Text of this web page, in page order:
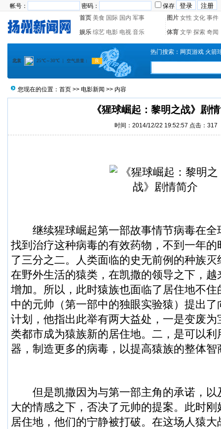
帐号： 密码：
保存
首页 美食 国际 国内 军事 图片 女性 文化 事件
娱乐 综艺 电影 电视 音乐 体育 文学 探索 奇闻
热门搜索： 网页游戏 火箭
您现在的位置： 首页 >> 电影新闻 >> 内容
《猩球崛起：黎明之战》剧
时间：2014/12/22 19:52:57 点击： 317
继续猩球崛起第一部故事情节病毒在
找到治疗这种病毒的有效药物，不到一年
了三分之二。人类面临的史无前例的种族
在野外生活的猿类，在凯撒的领导之下，
增加。所以，此时猿族也面临了居住地不
中的元帅（第一部中的独眼实验猿）提出
计划，他指出此举有两大益处，一是变废
类都市成为猿族新的居住地。二，是可以
器，制造更多的病毒，以提高猿族的整体智
但是凯撒因为与第一部主角的承诺，以
大的情感之下，否决了元帅的提案。此时
居住地，他们的宁静被打破。在这场人猿